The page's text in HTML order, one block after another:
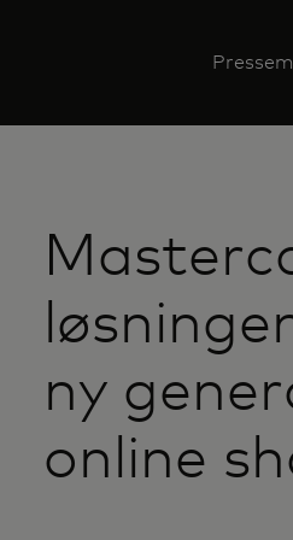
ny
online